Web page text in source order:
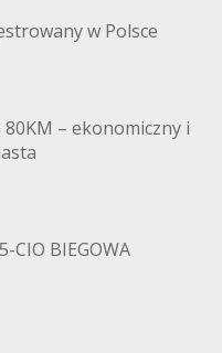
w Polsce
– ekonomiczny i
CIO BIEGOWA